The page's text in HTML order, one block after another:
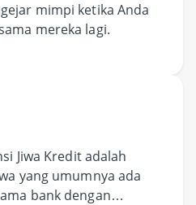
mimpi ketika Anda
mereka lagi.
Jiwa Kredit adalah
yang umumnya ada
bank dengan